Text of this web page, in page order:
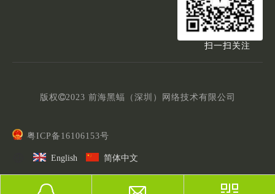
扫一扫关注
版权2023 前海黑蝠（深圳）网络技术有限公司
粤ICP备16106153号
English 简体中文
前海黑蝠（深圳）网络技术有限公司是 深圳网站建设公司、